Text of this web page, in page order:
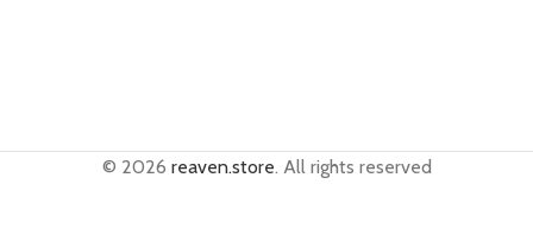
© 2026 reaven.store. All rights reserved